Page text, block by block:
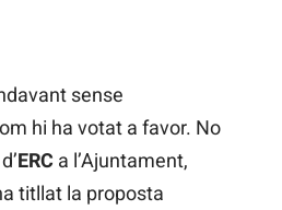
sense
hi ha votat a favor. No
ERC a l’Ajuntament,
titllat la proposta